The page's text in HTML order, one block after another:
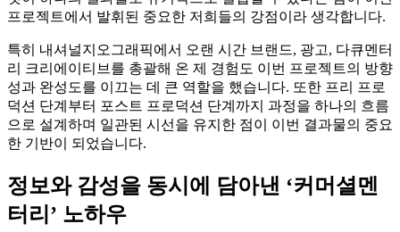
프로젝트에서 발휘된 중요한 저희들의 강점이라 생각합니다.
특히 내셔널지오그래픽에서 오랜 시간 브랜드, 광고, 다큐멘터
리 크리에이티브를 총괄해 온 제 경험도 이번 프로젝트의 방향
성과 완성도를 이끄는 데 큰 역할을 했습니다. 또한 프리 프로
덕션 단계부터 포스트 프로덕션 단계까지 과정을 하나의 흐름
으로 설계하며 일관된 시선을 유지한 점이 이번 결과물의 중요
한 기반이 되었습니다.
정보와 감성을 동시에 담아낸 ‘커머셜멘
터리’ 노하우